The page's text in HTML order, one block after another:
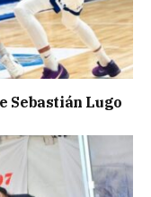
Sebastián Lugo